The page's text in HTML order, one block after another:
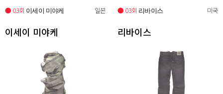
● 03회 이세이 미야케 일본
이세이 미야케
● 03회 리바이스 미국
리바이스